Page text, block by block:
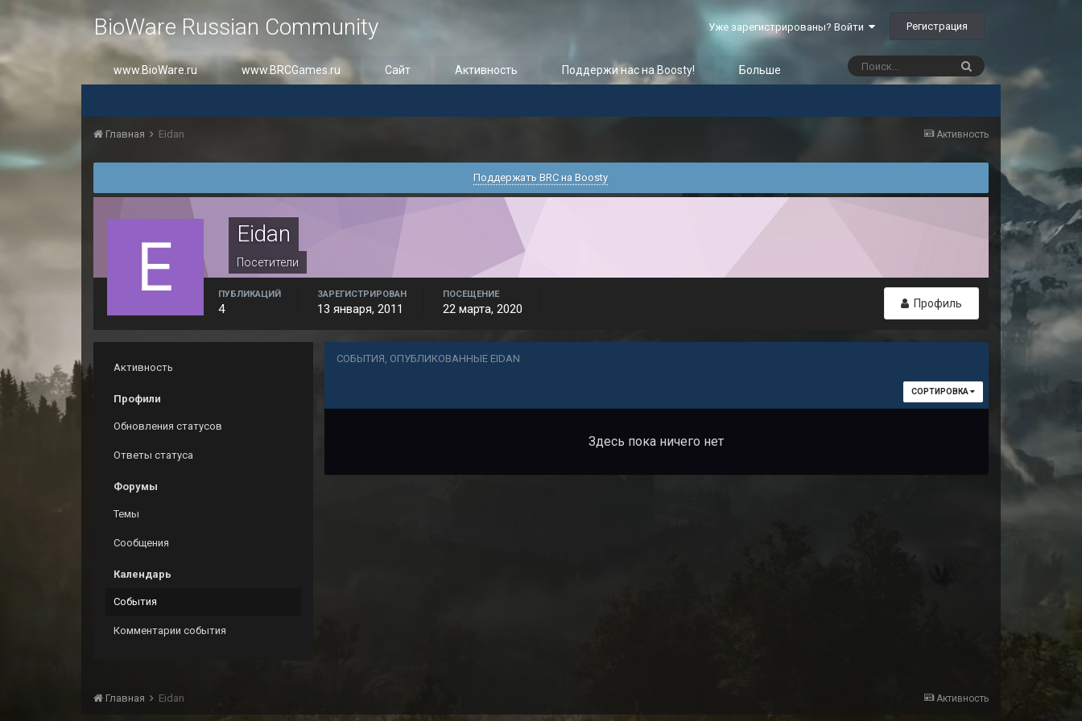
BioWare Russian Community Уже зарегистрированы? Войти Регистрация
www.BioWare.ru www.BRCGames.ru Сайт Активность Поддержи нас на Boosty! Больше
Активность
Главная Eidan
Поддержать BRC на Boosty
Eidan
Посетители
Профиль
ПУБЛИКАЦИЙ
4
ЗАРЕГИСТРИРОВАН
13 января, 2011
ПОСЕЩЕНИЕ
22 марта, 2020
Активность
Профили
Обновления статусов
Ответы статуса
Форумы
Темы
Сообщения
Календарь
События
Комментарии события
СОБЫТИЯ, ОПУБЛИКОВАННЫЕ EIDAN
СОРТИРОВКА
Здесь пока ничего нет
Активность
Главная Eidan